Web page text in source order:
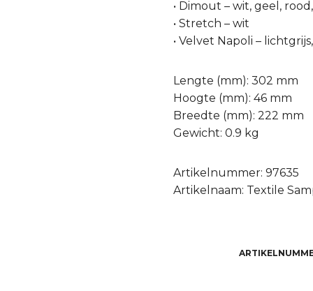
• Dimout – wit, geel,
• Stretch – wit
• Velvet Napoli –
Lengte (mm): 302 mm
Hoogte (mm): 46 mm
Breedte (mm): 222 mm
Gewicht: 0.9 kg
Artikelnummer: 97635
Artikelnaam: Textile